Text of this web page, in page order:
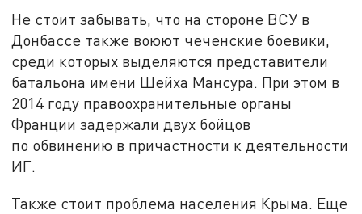
Не стоит забывать, что на стороне ВСУ в
Донбассе также воюют чеченские боевики,
среди которых выделяются представители
батальона имени Шейха Мансура. При этом в
2014 году правоохранительные органы
Франции задержали двух бойцов
по обвинению в причастности к деятельности
ИГ.
Также стоит проблема населения Крыма. Еще